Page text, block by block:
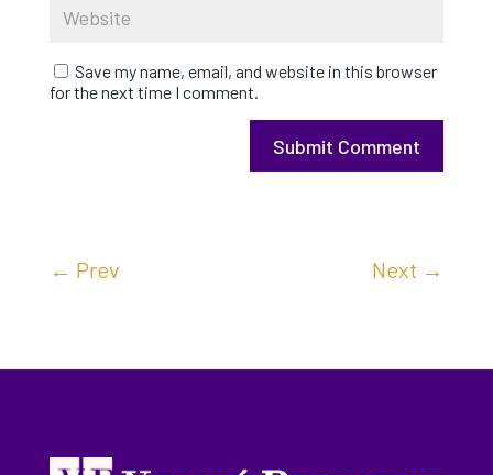
Save my name, email, and website in this browser
for the next time I comment.
Submit Comment
← Prev Next →